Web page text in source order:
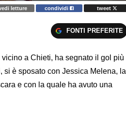
letture condividi tweet
FONTI PREFERITE
a Chieti, ha segnato il gol più
si è sposato con Jessica Melena, la
e con la quale ha avuto una